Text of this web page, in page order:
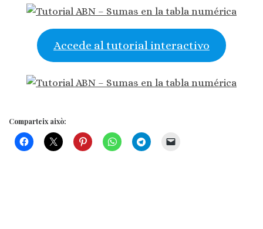
Accede al tutorial interactivo
Comparteix això: